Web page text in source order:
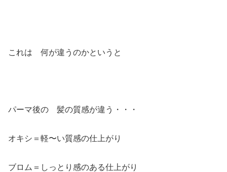
これは 何が違うのかというと
パーマ後の 髪の質感が違う・・・
オキシ＝軽〜い質感の仕上がり
ブロム＝しっとり感のある仕上がり